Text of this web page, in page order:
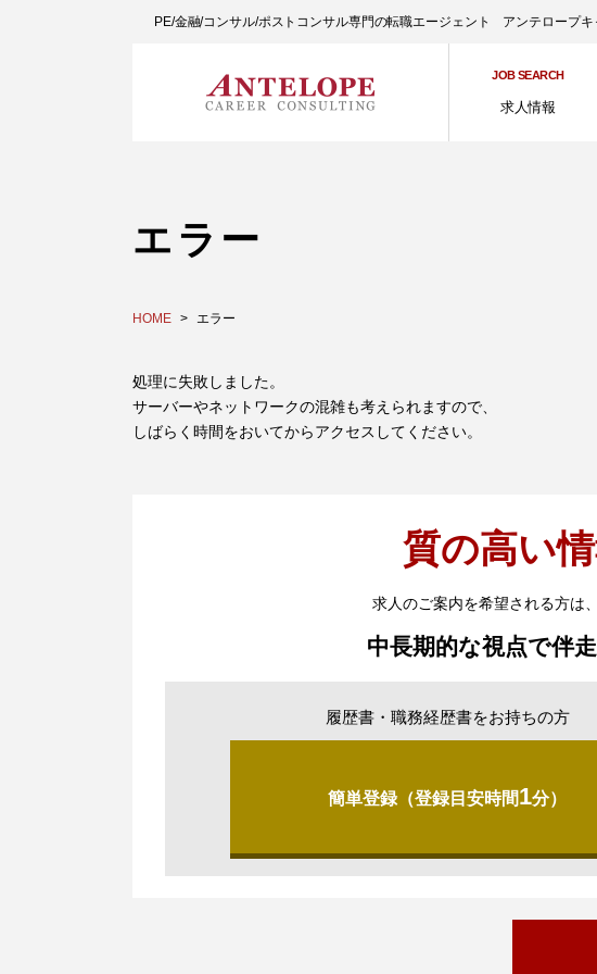
PE/金融/コンサル/ポストコンサル専門の転職エージェント アンテロープ
JOB SEARCH
求人情報
エラー
HOME エラー
処理に失敗しました。
サーバーやネットワークの混雑も考えられますので、
しばらく時間をおいてからアクセスしてください。
質の高い
求人のご案内を希望される方は
中長期的な視点で伴
履歴書・職務経歴書をお持ちの方
簡単登録（登録目安時間1分）